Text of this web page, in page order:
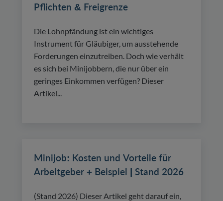
Pflichten & Freigrenze
Die Lohnpfändung ist ein wichtiges
Instrument für Gläubiger, um ausstehende
Forderungen einzutreiben. Doch wie verhält
es sich bei Minijobbern, die nur über ein
geringes Einkommen verfügen? Dieser
Artikel...
Minijob: Kosten und Vorteile für
Arbeitgeber + Beispiel | Stand 2026
(Stand 2026) Dieser Artikel geht darauf ein,